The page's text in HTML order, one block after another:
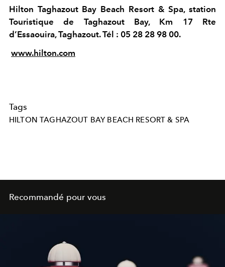
Hilton Taghazout Bay Beach Resort & Spa, station
Touristique de Taghazout Bay, Km 17 Rte
d’Essaouira, Taghazout. Tél : 05 28 28 98 00.
www.hilton.com
Tags
HILTON TAGHAZOUT BAY BEACH RESORT & SPA
Recommandé pour vous